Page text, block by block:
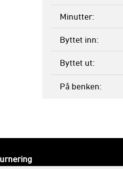
Minutter
Byttet inn
Byttet ut
På benken